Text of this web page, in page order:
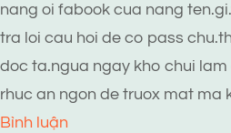
nang oi fabook cua nang
tra loi cau hoi de co pass
doc ta.ngua ngay kho chui
rhuc an ngon de truox mat ma
Bình luận